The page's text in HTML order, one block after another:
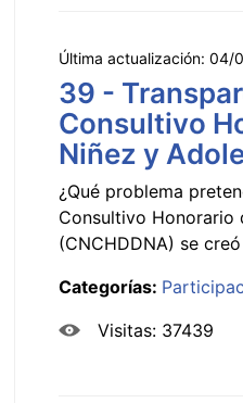
Última actualización: 04/
39 -
Consultivo
Niñez y
¿Qué problema
Consultivo Honorario
(CNCHDDNA) se
Categorías:
Visitas: 37439